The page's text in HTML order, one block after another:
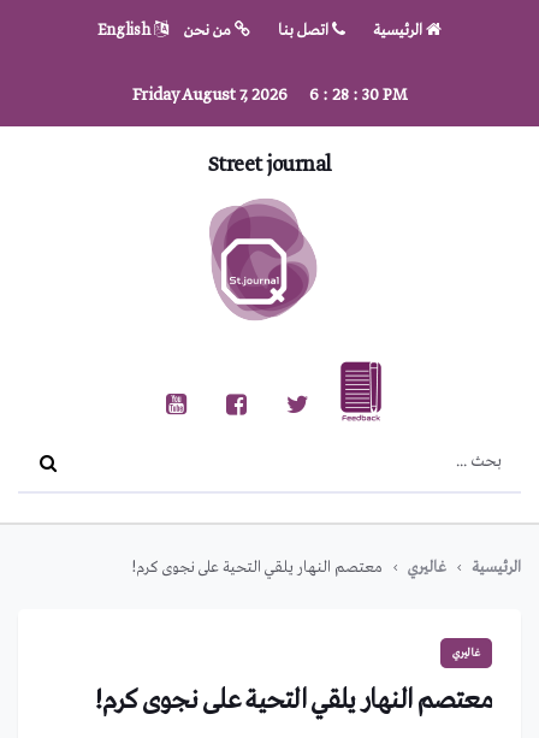
الرئيسية اتصل بنا من نحن English
Friday August 7, 2026 6: 28: 30PM
Street journal
الرئيسية غاليري معتصم النهار يلقي التحية على نجوى كرم!
غاليري
معتصم النهار يلقي التحية على نجوى كرم!